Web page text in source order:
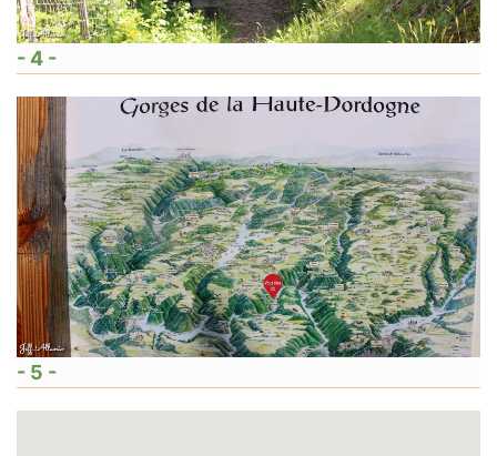
- 4 -
- 5 -